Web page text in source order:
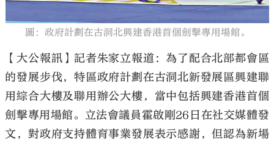
圖：政府計劃在古洞北興建香港首個劍擊專用場館。
【大公報訊】記者朱家立報道：為了配合北部都會區
的發展步伐，特區政府計劃在古洞北新發展區興建聯
用綜合大樓及聯用辦公大樓，當中包括興建香港首個
劍擊專用場館。立法會議員霍啟剛26日在社交媒體發
文，對政府支持體育事業發展表示感謝，但認為新場